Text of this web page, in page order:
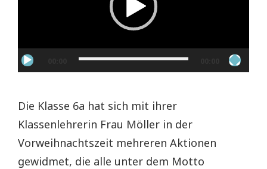
Die Klasse 6a hat sich mit ihrer
Klassenlehrerin Frau Möller in der
Vorweihnachtszeit mehreren Aktionen
gewidmet, die alle unter dem Motto